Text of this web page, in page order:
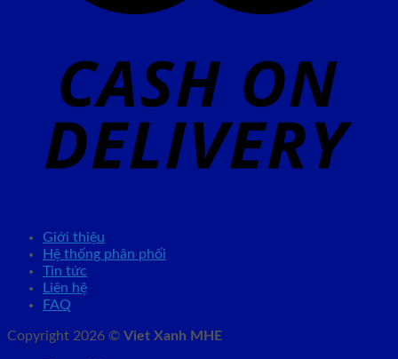
Giới thiệu
Hệ thống phân phối
Tin tức
Liên hệ
FAQ
Copyright 2026 © Viet Xanh MHE